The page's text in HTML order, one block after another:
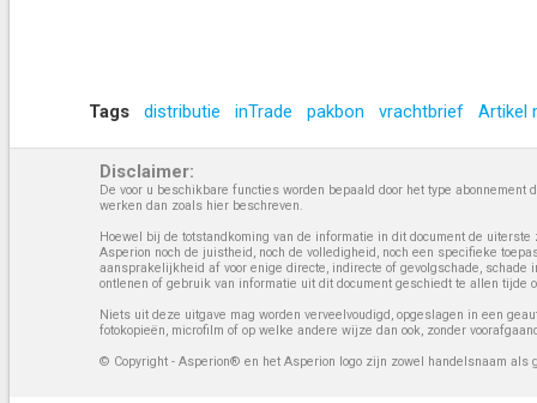
Tags distributie inTrade pakbon vrachtbrief Artikel
Disclaimer:
De voor u beschikbare functies worden bepaald door het type
werken dan zoals hier beschreven.
Hoewel bij de totstandkoming van de informatie in dit document de
Asperion noch de juistheid, noch de volledigheid, noch een specifieke
aansprakelijkheid af voor enige directe, indirecte of gevolgschade,
ontlenen of gebruik van informatie uit dit document geschiedt te allen tijde
Niets uit deze uitgave mag worden verveelvoudigd, opgeslagen in een
fotokopieën, microfilm of op welke andere wijze dan ook, zonder
© Copyright - Asperion® en het Asperion logo zijn zowel handelsnaam als